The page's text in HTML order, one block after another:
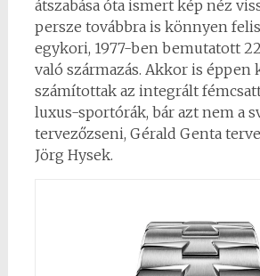
átszabása óta ismert kép néz
persze továbbra is könnyen
egykori, 1977-ben bemutatott
való származás. Akkor is éppen
számítottak az integrált
luxus-sportórák, bár azt nem a
tervezőzseni, Gérald Genta
Jörg Hysek.